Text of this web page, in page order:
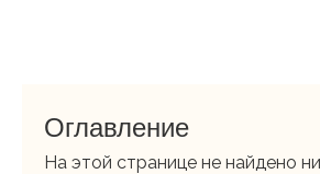
Оглавление
На этой странице не найдено